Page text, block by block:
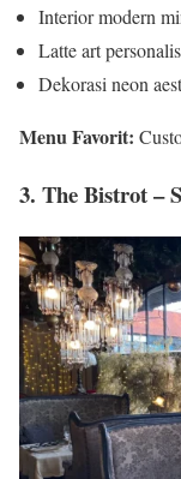
Interior modern
Latte art
Dekorasi neon
Menu Favorit:
3. The Bistrot –